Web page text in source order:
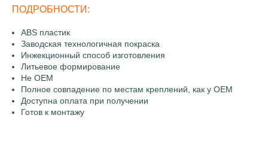
ПОДРОБНОСТИ:
ABS пластик
Заводская технологичная покраска
Инжекционный способ изготовления
Литьевое формирование
Не OEM
Полное совпадение по местам креплений, как у OEM
Доступна оплата при получении
Готов к монтажу